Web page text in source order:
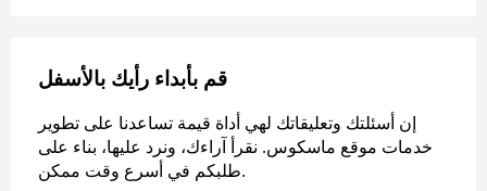
قم بأبداء رأيك بالأسفل
إن أسئلتك وتعليقاتك لهي أداة قيمة تساعدنا على تطوير
خدمات موقع ماسكوس. نقرأ آراءك، ونرد عليها، بناء على
طلبكم في أسرع وقت ممكن.